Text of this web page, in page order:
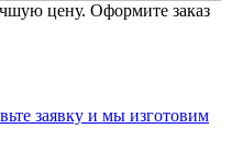
цену. Оформите заказ
заявку и мы изготовим